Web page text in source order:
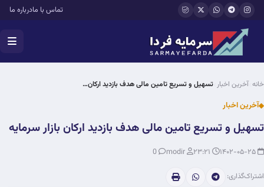
رفتن به محتوای اصلی تماس با مادرباره ما
خانه آخرین اخبار تسهیل و تسریع تامین مالی هدف بازدید ارکان…
آخرین اخبار
تسهیل و تسریع تامین مالی هدف بازدید ارکان بازار سرمایه
اشتراک‌گذاری: